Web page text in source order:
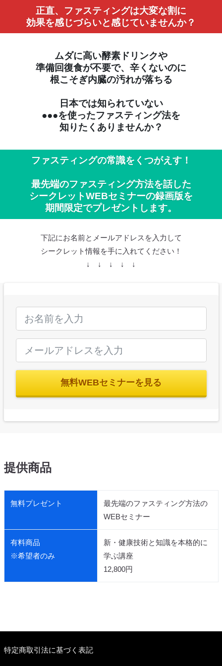
正直、ファスティングは大変な割に
効果を感じづらいと感じていませんか？
ムダに高い酵素ドリンクや
準備回復食が不要で、辛くないのに
根こそぎ内臓の汚れが落ちる
日本では知られていない
●●●を使ったファスティング法を
知りたくありませんか？
ファスティングの常識をくつがえす！
最先端のファスティング方法を話した
シークレットWEBセミナーの録画版を
期間限定でプレゼントします。
下記にお名前とメールアドレスを入力して
シークレット情報を手に入れてください！
↓ ↓ ↓ ↓ ↓
無料WEBセミナーを見る
提供商品
無料プレゼント
最先端のファスティング方法の
WEBセミナー
有料商品
※希望者のみ
新・健康技術と知識を本格的に
学ぶ講座
12,800円
特定商取引法に基づく表記